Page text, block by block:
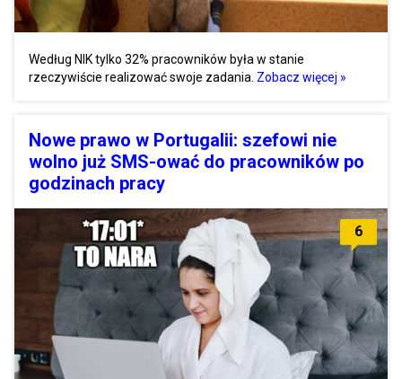
Według NIK tylko 32% pracowników była w stanie
rzeczywiście realizować swoje zadania. Zobacz więcej »
Nowe prawo w Portugalii: szefowi nie
wolno już SMS-ować do pracowników po
godzinach pracy
6